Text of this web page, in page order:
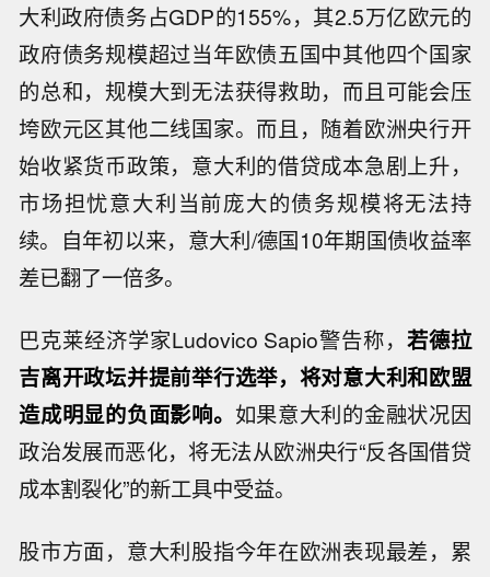
大利政府债务占GDP的155%，其2.5万亿欧元的
政府债务规模超过当年欧债五国中其他四个国家
的总和，规模大到无法获得救助，而且可能会压
垮欧元区其他二线国家。而且，随着欧洲央行开
始收紧货币政策，意大利的借贷成本急剧上升，
市场担忧意大利当前庞大的债务规模将无法持
续。自年初以来，意大利/德国10年期国债收益率
差已翻了一倍多。
巴克莱经济学家Ludovico Sapio警告称，若德拉
吉离开政坛并提前举行选举，将对意大利和欧盟
造成明显的负面影响。 如果意大利的金融状况因
政治发展而恶化，将无法从欧洲央行“反各国借贷
成本割裂化”的新工具中受益。
股市方面，意大利股指今年在欧洲表现最差，累